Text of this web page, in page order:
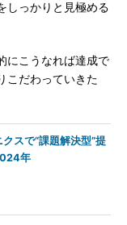
しっかりと見極める
にこうなれば達成で
こだわっていきた
スで“課題解決型”提
年